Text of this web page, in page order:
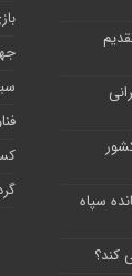
تقدیم
سپاه
کند؟